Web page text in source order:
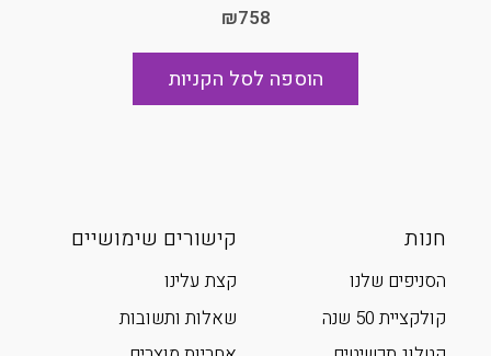
₪758
הוספה לסל הקניות
חנות
הסניפים שלנו
קולקציית 50 שנה
קישורים שימושיים
קצת עלינו
שאלות ותשובות